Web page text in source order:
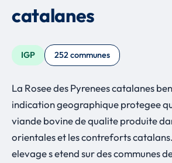
catalanes
IGP 252 communes
La Rosee des Pyrenees catalanes
indication geographique protegee
viande bovine de qualite produite
orientales et les contreforts
elevage s etend sur des communes